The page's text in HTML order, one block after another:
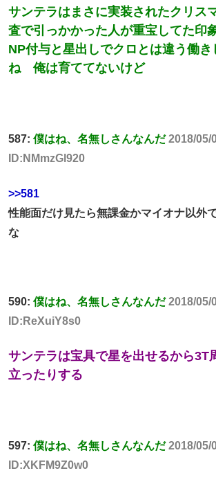
サンテラはまさに実装されたクリス
査で引っかかった人が重宝してた印
NP付与と星出しでクロとは違う働き
ね 俺は育ててないけど
587: 僕はね、名無しさんなんだ 2018/05/
ID:NMmzGl920
>>581
性能面だけ見たら無課金かマイオナ以外
な
590: 僕はね、名無しさんなんだ 2018/05/
ID:ReXuiY8s0
サンテラは宝具で星を出せるから3T
立ったりする
597: 僕はね、名無しさんなんだ 2018/05/
ID:XKFM9Z0w0